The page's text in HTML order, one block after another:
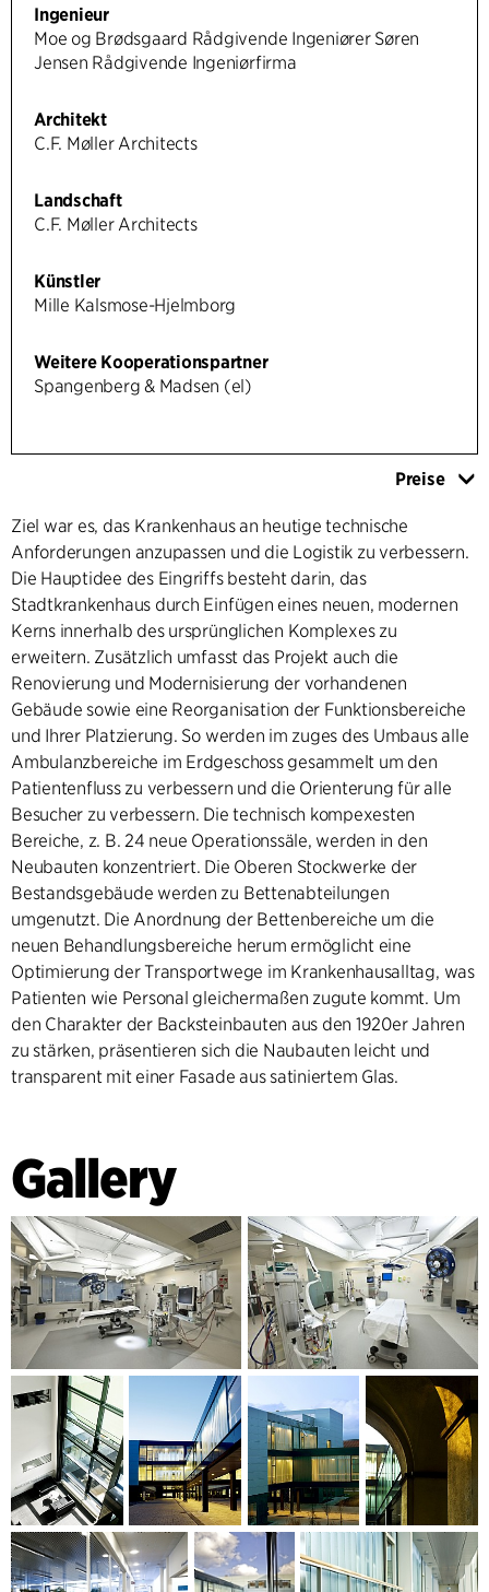
Ingenieur
Moe og Brødsgaard Rådgivende Ingeniører Søren
Jensen Rådgivende Ingeniørfirma
Architekt
C.F. Møller Architects
Landschaft
C.F. Møller Architects
Künstler
Mille Kalsmose-Hjelmborg
Weitere Kooperationspartner
Spangenberg & Madsen (el)
Preise
Ziel war es, das Krankenhaus an heutige technische
Anforderungen anzupassen und die Logistik zu verbessern.
Die Hauptidee des Eingriffs besteht darin, das
Stadtkrankenhaus durch Einfügen eines neuen, modernen
Kerns innerhalb des ursprünglichen Komplexes zu
erweitern. Zusätzlich umfasst das Projekt auch die
Renovierung und Modernisierung der vorhandenen
Gebäude sowie eine Reorganisation der Funktionsbereiche
und Ihrer Platzierung. So werden im zuges des Umbaus alle
Ambulanzbereiche im Erdgeschoss gesammelt um den
Patientenfluss zu verbessern und die Orienterung für alle
Besucher zu verbessern. Die technisch kompexesten
Bereiche, z. B. 24 neue Operationssäle, werden in den
Neubauten konzentriert. Die Oberen Stockwerke der
Bestandsgebäude werden zu Bettenabteilungen
umgenutzt. Die Anordnung der Bettenbereiche um die
neuen Behandlungsbereiche herum ermöglicht eine
Optimierung der Transportwege im Krankenhausalltag, was
Patienten wie Personal gleichermaßen zugute kommt. Um
den Charakter der Backsteinbauten aus den 1920er Jahren
zu stärken, präsentieren sich die Naubauten leicht und
transparent mit einer Fasade aus satiniertem Glas.
Gallery